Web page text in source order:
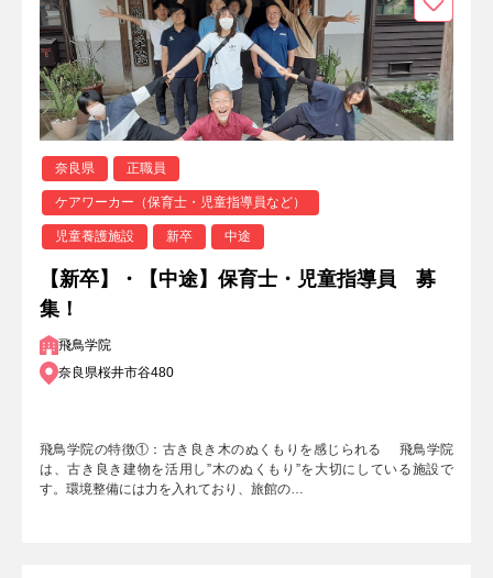
奈良県 正職員
ケアワーカー（保育士・児童指導員など）
児童養護施設 新卒 中途
【新卒】・【中途】保育士・児童指導員 募
集！
飛鳥学院
奈良県桜井市谷480
飛鳥学院の特徴①：古き良き木のぬくもりを感じられる 飛鳥学院
は、古き良き建物を活用し”木のぬくもり”を大切にしている施設で
す。環境整備には力を入れており、旅館の…